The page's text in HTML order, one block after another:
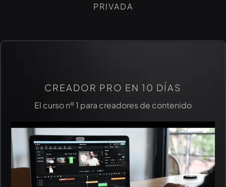
PRIVADA
CREADOR PRO EN 10 DÍAS
El curso nº 1 para creadores de contenido